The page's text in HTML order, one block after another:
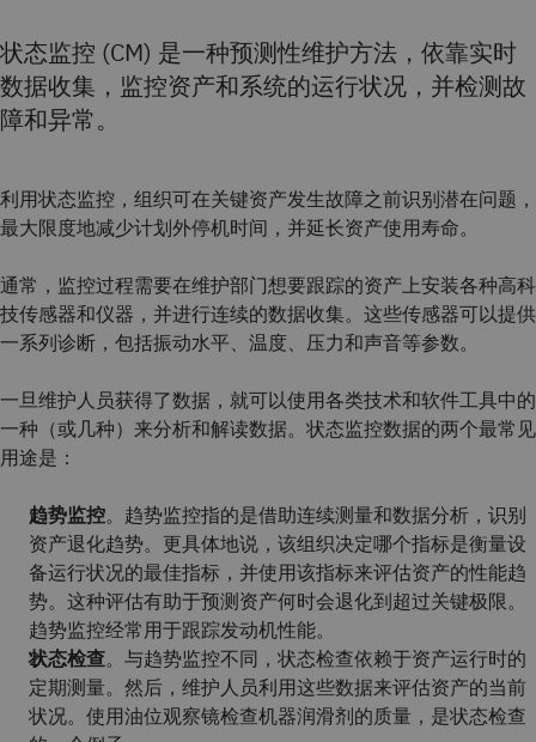
状态监控 (CM) 是一种预测性维护方法，依靠实时
数据收集，监控资产和系统的运行状况，并检测故
障和异常。
利用状态监控，组织可在关键资产发生故障之前识别潜在问题，
最大限度地减少计划外停机时间，并延长资产使用寿命。
通常，监控过程需要在维护部门想要跟踪的资产上安装各种高科
技传感器和仪器，并进行连续的数据收集。这些传感器可以提供
一系列诊断，包括振动水平、温度、压力和声音等参数。
一旦维护人员获得了数据，就可以使用各类技术和软件工具中的
一种（或几种）来分析和解读数据。状态监控数据的两个最常见
用途是：
趋势监控。趋势监控指的是借助连续测量和数据分析，识别
资产退化趋势。更具体地说，该组织决定哪个指标是衡量设
备运行状况的最佳指标，并使用该指标来评估资产的性能趋
势。这种评估有助于预测资产何时会退化到超过关键极限。
趋势监控经常用于跟踪发动机性能。
状态检查。与趋势监控不同，状态检查依赖于资产运行时的
定期测量。然后，维护人员利用这些数据来评估资产的当前
状况。使用油位观察镜检查机器润滑剂的质量，是状态检查